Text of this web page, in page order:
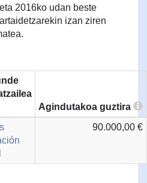
2016ko udan beste
izan ziren
Agindutakoa guztira
90.000,00 €